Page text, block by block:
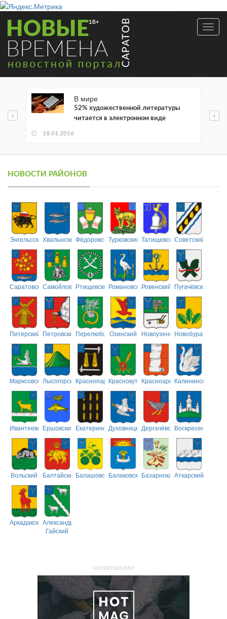
В мире
52% художественной литературы
читается в электронном виде
18.01.2016
НОВОСТИ РАЙОНОВ
ЭнгельсскийХвалынскийФёдоровскийТурковский ТатищевскийСоветский
СаратовскийСамойловскийРтищевскийРомановскийРовенский Пугачёвский
Питерский ПетровскийПерелюбскийОзинский НовоузенскийНовобурасский
МарксовскийЛысогорскийКраснопартизанский
КраснокутскийКрасноармейский
Калининский
ИвантеевскийЕршовский ЕкатериновскийДуховницкийДергачёвскийВоскресенский
Вольский БалтайскийБалашовскийБалаковскийБазарнокарабулакский
Аткарский
АркадакскийАлександрово-
Гайский
ADVERTISEMENT